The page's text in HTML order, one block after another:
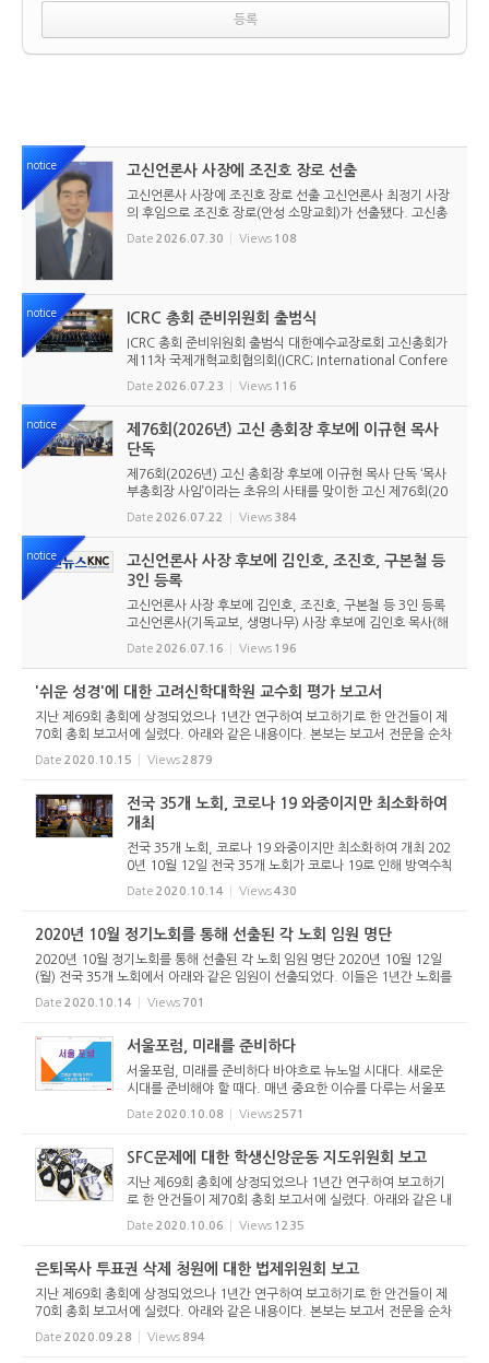
notice 고신언론사 사장에 조진호 장로 선출
고신언론사 사장에 조진호 장로 선출 고신언론사 최정기 사장
의 후임으로 조진호 장로(안성 소망교회)가 선출됐다. 고신총
회 유지재단 이사회는 2026년 7월 30일(목) 오전 11시 고신
총회회관 3층에서 임시이사회를 열고, 조진호 장로를 차기 사
Date 2026.07.30 Views 108
notice ICRC 총회 준비위원회 출범식
ICRC 총회 준비위원회 출범식 대한예수교장로회 고신총회가
제11차 국제개혁교회협의회(ICRC; International Confere
nce of Reformed Churches) 총회를 앞두고 본격적인 준비
에 들어갔다. 2026년 7월 20일 서울 남서울교회에서 ‘ICRC
Date 2026.07.23 Views 116
notice
제76회(2026년) 고신 총회장 후보에 이규현 목사
단독
제76회(2026년) 고신 총회장 후보에 이규현 목사 단독 ‘목사
부총회장 사임’이라는 초유의 사태를 맞이한 고신 제76회(20
26년) 총회장 후보에 이규현 목사(인천노회) 단독으로 입후보
했다. 6월 9일 경남마산노회의 추천을 받아 입후보했던 강영
Date 2026.07.22 Views 384
notice
고신언론사 사장 후보에 김인호, 조진호, 구본철 등
3인 등록
고신언론사 사장 후보에 김인호, 조진호, 구본철 등 3인 등록
고신언론사(기독교보, 생명나무) 사장 후보에 김인호 목사(해
오름교회), 조진호 장로(소망교회), 구본철 장로(남서울교회)
가 등록했다. 당초 김희종 목사(유호교회)도 거론되었으나 최
Date 2026.07.16 Views 196
'쉬운 성경'에 대한 고려신학대학원 교수회 평가 보고서
지난 제69회 총회에 상정되었으나 1년간 연구하여 보고하기로 한 안건들이 제
70회 총회 보고서에 실렸다. 아래와 같은 내용이다. 본보는 보고서 전문을 순차
적으로 싣는다. 1. 은퇴목사 투표권 삭제 청원에 대한 법제위원회 보고 2. SFC
문제에 대한 학생신앙...
Date 2020.10.15 Views2879
전국 35개 노회, 코로나 19 와중이지만 최소화하여
개최
전국 35개 노회, 코로나 19 와중이지만 최소화하여 개최 202
0년 10월 12일 전국 35개 노회가 코로나 19로 인해 방역수칙
을 최대한 지키는 가운데 최소화하여 개최되었다. 지난 4월 노
회는 코로나 19로 인해 5월로 미뤘지만, 이번은 코로나 19의
Date 2020.10.14 Views430
2020년 10월 정기노회를 통해 선출된 각 노회 임원 명단
2020년 10월 정기노회를 통해 선출된 각 노회 임원 명단 2020년 10월 12일
(월) 전국 35개 노회에서 아래와 같은 임원이 선출되었다. 이들은 1년간 노회를
위해 섬기게 된다. 노회 노회장 (목사)부노회장 (장로)부노회장 서 기 부서기
회록서기 부회록서기 ...
Date 2020.10.14 Views 701
서울포럼, 미래를 준비하다
서울포럼, 미래를 준비하다 바야흐로 뉴노멀 시대다. 새로운
시대를 준비해야 할 때다. 매년 중요한 이슈를 다루는 서울포
럼이 제 9회를 맞이 이 문제를 다뤘다. “미래목회, 어떻게 준비
할 것인가?”라는 주제의 서울포럼이 2020년 10월 8일(목) ...
Date 2020.10.08 Views2571
SFC문제에 대한 학생신앙운동 지도위원회 보고
지난 제69회 총회에 상정되었으나 1년간 연구하여 보고하기
로 한 안건들이 제70회 총회 보고서에 실렸다. 아래와 같은 내
용이다. 본보는 보고서 전문을 순차적으로 싣는다. 1. 은퇴목
사 투표권 삭제 청원에 대한 법제위원회 보고 2. SFC문제에
Date 2020.10.06 Views 1235
은퇴목사 투표권 삭제 청원에 대한 법제위원회 보고
지난 제69회 총회에 상정되었으나 1년간 연구하여 보고하기로 한 안건들이 제
70회 총회 보고서에 실렸다. 아래와 같은 내용이다. 본보는 보고서 전문을 순차
적으로 싣는다. 1. 은퇴목사 투표권 삭제 청원에 대한 법제위원회 보고 2. SFC
문제에 대한 학생신앙...
Date 2020.09.28 Views 894